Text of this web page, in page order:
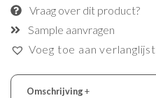
Vraag over dit product?
Sample aanvragen
Voeg toe aan verlanglijst
Omschrijving+